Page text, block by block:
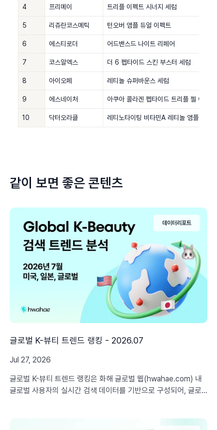
4 프리메이 트리플 이펙트 시너지 세럼
5 리쥬란코스메틱 턴오버 앰플 듀얼 이펙트
6 에스티로더 어드밴스드 나이트 리페어
7 코스알엑스 더 6 펩타이드 스킨 부스터 세럼
8 아이오페 레티놀 슈퍼바운스 세럼
9 에스네이처 아쿠아 콜라겐 펩타이드 트리플 젤 에센스
10 닥터오라클 레티노타이팅 비타민A 레티놀 앰플
같이 보면 좋은 콘텐츠
데이터리포트
글로벌 K-뷰티 트렌드 랭킹 - 2026.07
Jul 27, 2026
글로벌 K-뷰티 트렌드 랭킹은 화해 글로벌 웹(hwahae.com) 내
글로벌 사용자의 실시간 검색 데이터를 기반으로 구성되어, 글로